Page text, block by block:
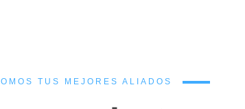
TUS MEJORES ALIADOS